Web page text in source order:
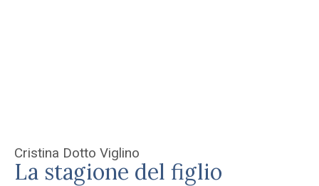
Cristina Dotto Viglino
La stagione del figlio